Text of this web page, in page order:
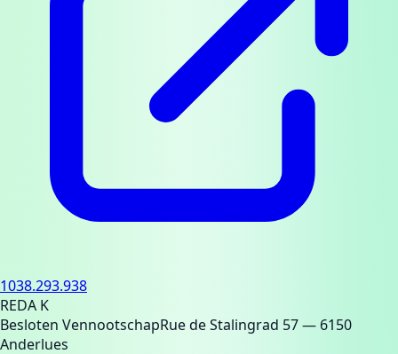
1038.293.938
REDA K
Besloten VennootschapRue de Stalingrad 57— 6150
Anderlues